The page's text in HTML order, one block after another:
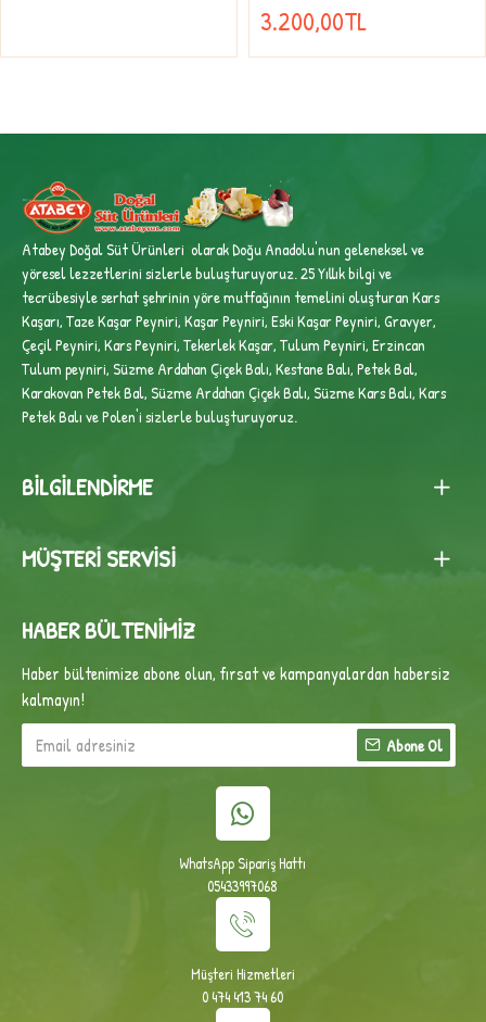
3.200,00TL
Atabey Doğal Süt Ürünleri olarak Doğu Anadolu'nun geleneksel ve
yöresel lezzetlerini sizlerle buluşturuyoruz. 25 Yıllık bilgi ve
tecrübesiyleserhat şehrinin yöre mutfağının temelini oluşturan Kars
Kaşarı, Taze Kaşar Peyniri, Kaşar Peyniri, Eski Kaşar Peyniri, Gravyer,
Çeçil Peyniri, Kars Peyniri, Tekerlek Kaşar, Tulum Peyniri, Erzincan
Tulum peyniri,Süzme Ardahan Çiçek Balı, Kestane Balı, Petek Bal,
Karakovan Petek Bal, Süzme Ardahan Çiçek Balı, Süzme Kars Balı, Kars
Petek Balı ve Polen'i sizlerle buluşturuyoruz.
BILGILENDIRME
MÜŞTERI SERVISI
HABER BÜLTENIMIZ
Haber bültenimize abone olun, fırsat ve kampanyalardan habersiz
kalmayın!
Abone Ol
WhatsApp Sipariş Hattı
05433997068
Müşteri Hizmetleri
0 474 413 74 60